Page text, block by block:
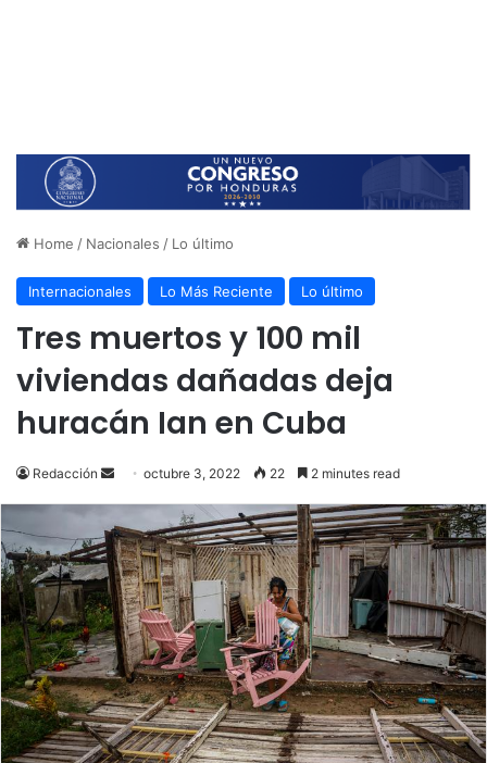
Home / Nacionales / Lo último
Internacionales Lo Más Reciente Lo último
Tres muertos y 100 mil
viviendas dañadas deja
huracán Ian en Cuba
Redacción
Send
email
octubre 3, 2022 22 2 minutes read